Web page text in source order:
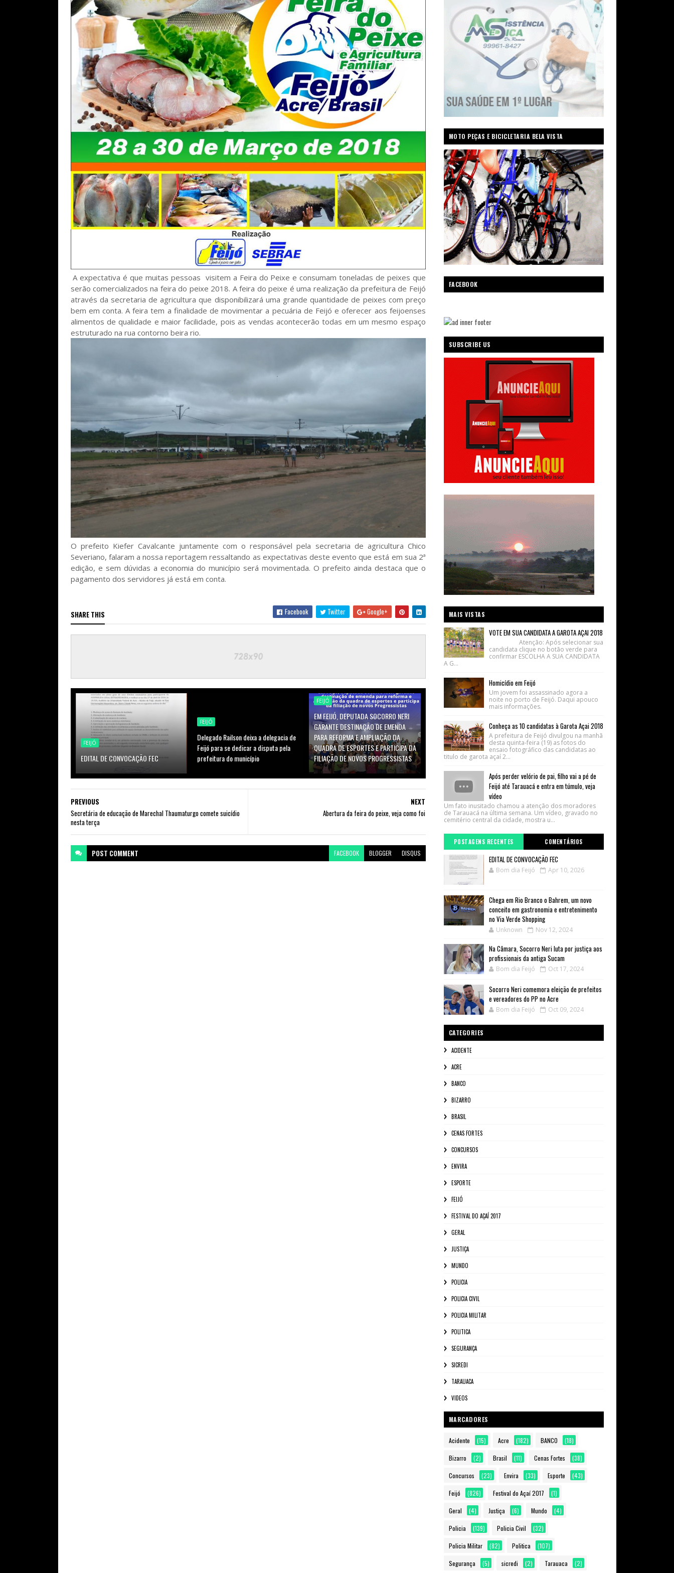
A expectativa é que muitas pessoas visitem a Feira do Peixe e consumam toneladas de peixes que
serão comercializados na feira do peixe 2018. A feira do peixe é uma realização da prefeitura de Feijó
através da secretaria de agricultura que disponibilizará uma grande quantidade de peixes com preço
bem em conta. A feira tem a finalidade de movimentar a pecuária de Feijó e oferecer aos feijoenses
alimentos de qualidade e maior facilidade, pois as vendas acontecerão todas em um mesmo espaço
estruturado na rua contorno beira rio.
O prefeito Kiefer Cavalcante juntamente com o responsável pela secretaria de agricultura Chico
Severiano, falaram a nossa reportagem ressaltando as expectativas deste evento que está em sua 2ª
edição, e sem dúvidas a economia do município será movimentada. O prefeito ainda destaca que o
pagamento dos servidores já está em conta.
SHARE THIS Facebook Twitter Google+
FEIJÓ
EDITAL DE CONVOCAÇÃO FEC
FEIJÓ
Delegado Railson deixa a delegacia de
Feijó para se dedicar a disputa pela
prefeitura do município
FEIJÓ
EM FEIJÓ, DEPUTADA SOCORRO NERI
GARANTE DESTINAÇÃO DE EMENDA
PARA REFORMA E AMPLIAÇÃO DA
QUADRA DE ESPORTES E PARTICIPA DA
FILIAÇÃO DE NOVOS PROGRESSISTAS
NEXT
Abertura da feira do peixe, veja como foi
PREVIOUS
Secretária de educação de Marechal Thaumaturgo comete suicídio
nesta terça
POST COMMENT FACEBOOK BLOGGER DISQUS
MOTO PEÇAS E BICICLETARIA BELA VISTA
FACEBOOK
SUBSCRIBE US
MAIS VISTAS
VOTE EM SUA CANDIDATA A GAROTA AÇAI 2018
Atenção: Após selecionar sua
candidata clique no botão verde para
confirmar ESCOLHA A SUA CANDIDATA
A G...
Homicídio em Feijó
Um jovem foi assassinado agora a
noite no porto de Feijó. Daqui apouco
mais informações.
Conheça as 10 candidatas à Garota Açai 2018
A prefeitura de Feijó divulgou na manhã
desta quinta-feira (19) as fotos do
ensaio fotográfico das candidatas ao
titulo de garota açaí 2...
Após perder velório de pai, filho vai a pé de
Feijó até Tarauacá e entra em túmulo, veja
vídeo
Um fato inusitado chamou a atenção dos moradores
de Tarauacá na última semana. Um vídeo, gravado no
cemitério central da cidade, mostra u...
POSTAGENS RECENTES COMENTÁRIOS
EDITAL DE CONVOCAÇÃO FEC
Bom dia Feijó Apr 10, 2026
Chega em Rio Branco o Bahrem, um novo
conceito em gastronomia e entretenimento
no Via Verde Shopping
Unknown Nov 12, 2024
Na Câmara, Socorro Neri luta por justiça aos
profissionais da antiga Sucam
Bom dia Feijó Oct 17, 2024
Socorro Neri comemora eleição de prefeitos
e vereadores do PP no Acre
Bom dia Feijó Oct 09, 2024
CATEGORIES
ACIDENTE
ACRE
BANCO
BIZARRO
BRASIL
CENAS FORTES
CONCURSOS
ENVIRA
ESPORTE
FEIJÓ
FESTIVAL DO AÇAÍ 2017
GERAL
JUSTIÇA
MUNDO
POLICIA
POLICIA CIVIL
POLICIA MILITAR
POLITICA
SEGURANÇA
SICREDI
TARAUACA
VIDEOS
MARCADORES
Acidente (15) Acre (182) BANCO (18)
Bizarro (2) Brasil (11) Cenas Fortes (38)
Concursos (23) Envira (33) Esporte (43)
Feijó (826) Festival do Açaí 2017 (1)
Geral (4) Justiça (6) Mundo (4)
Policia (139) Policia Civil (32)
Policia Militar (82) Politica (107)
Segurança (5) sicredi (2) Tarauaca (2)